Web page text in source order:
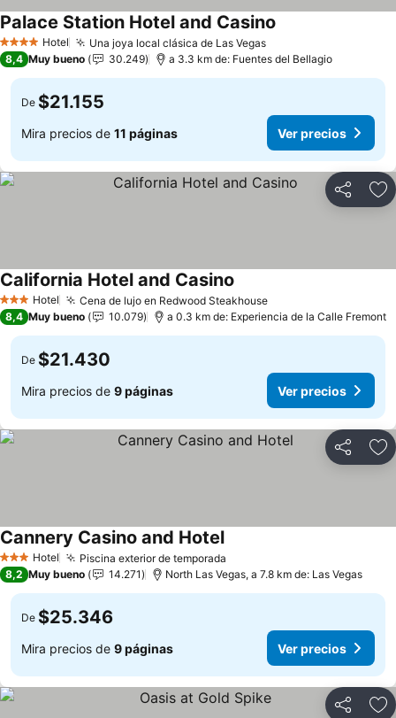
4 EstrellasHotel Una joya local clásica de Las VegasVer precios
Palace Station Hotel and Casino
8,4 Muy bueno 30.249 a 3.3 km de: Fuentes del Bellagio
De $21.155
Mira precios de 11 páginas Ver precios
Compartir
3 Estrellas
Hotel Cena de lujo en Redwood SteakhouseVer precios
California Hotel and Casino
8,4 Muy bueno 10.079 a 0.3 km de: Experiencia de la Calle Fremont
De $21.430
Mira precios de 9 páginas Ver precios
Compartir
3 Estrellas
Hotel Piscina exterior de temporada
Cannery Casino and HotelVer precios
8,2 Muy bueno 14.271 North Las Vegas, a 7.8 km de: Las Vegas
De $25.346
Mira precios de 9 páginas Ver precios
Compartir